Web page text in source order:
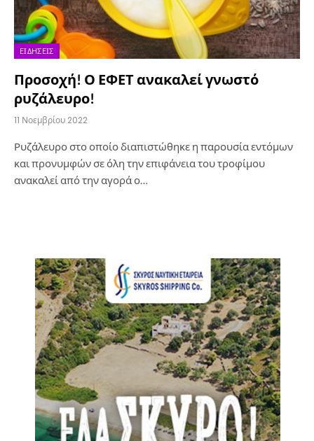
ΕΙΔΉΣΕΙΣ
Προσοχή! Ο ΕΦΕΤ ανακαλεί γνωστό
ρυζάλευρο!
11 Νοεμβρίου 2022
Ρυζάλευρο στο οποίο διαπιστώθηκε η παρουσία εντόμων
και προνυμφών σε όλη την επιφάνεια του τροφίμου
ανακαλεί από την αγορά ο…